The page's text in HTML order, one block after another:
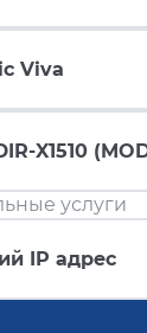
Viva
X1510
услуги
IP адрес